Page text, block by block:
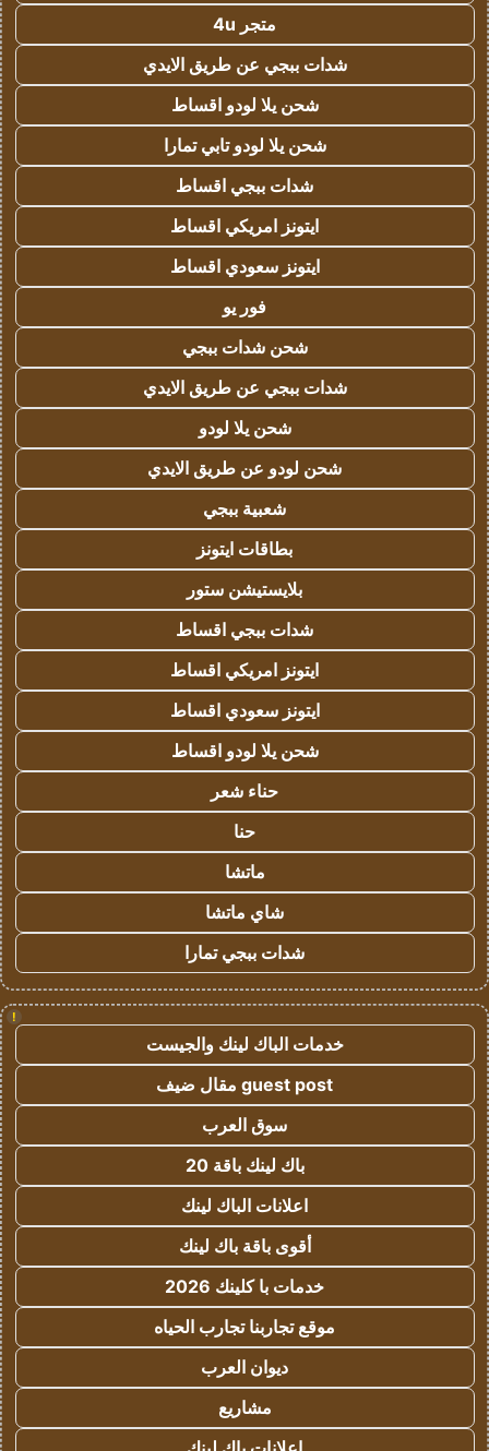
متجر 4u
شدات ببجي عن طريق الايدي
شحن يلا لودو اقساط
شحن يلا لودو تابي تمارا
شدات ببجي اقساط
ايتونز امريكي اقساط
ايتونز سعودي اقساط
فور يو
شحن شدات ببجي
شدات ببجي عن طريق الايدي
شحن يلا لودو
شحن لودو عن طريق الايدي
شعبية ببجي
بطاقات ايتونز
بلايستيشن ستور
شدات ببجي اقساط
ايتونز امريكي اقساط
ايتونز سعودي اقساط
شحن يلا لودو اقساط
حناء شعر
حنا
ماتشا
شاي ماتشا
شدات ببجي تمارا
!
خدمات الباك لينك والجيست
guest post مقال ضيف
سوق العرب
باك لينك باقة 20
اعلانات الباك لينك
أقوى باقة باك لينك
خدمات با كلينك 2026
موقع تجاربنا تجارب الحياه
ديوان العرب
مشاريع